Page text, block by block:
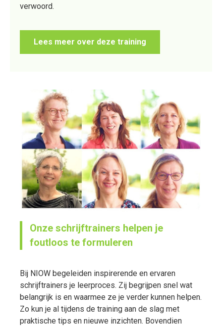
verwoord.
Lees meer over deze training
Onze schrijftrainers helpen je
foutloos te formuleren
Bij NIOW begeleiden inspirerende en ervaren
schrijftrainers je leerproces. Zij begrijpen snel wat
belangrijk is en waarmee ze je verder kunnen helpen.
Zo kun je al tijdens de training aan de slag met
praktische tips en nieuwe inzichten. Bovendien